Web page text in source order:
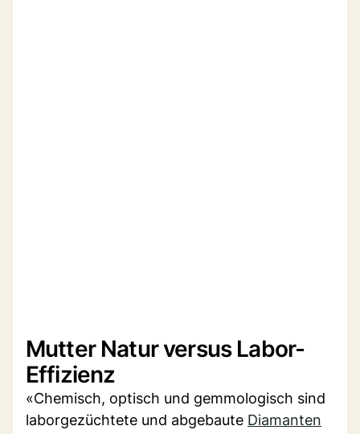
Mutter Natur versus Labor-
Effizienz
«Chemisch, optisch und gemmologisch sind
laborgezüchtete und abgebaute Diamanten